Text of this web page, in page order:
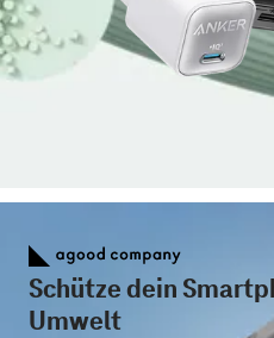
Schütze dein
Umwelt